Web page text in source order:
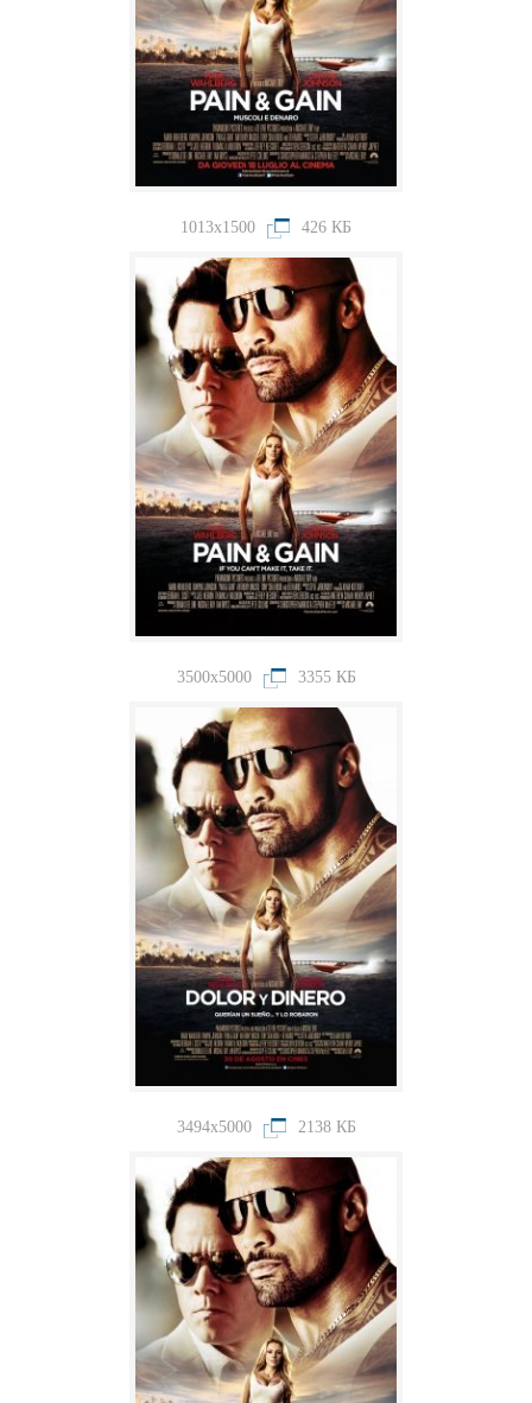
1013x1500 426 КБ
3500x5000 3355 КБ
3494x5000 2138 КБ